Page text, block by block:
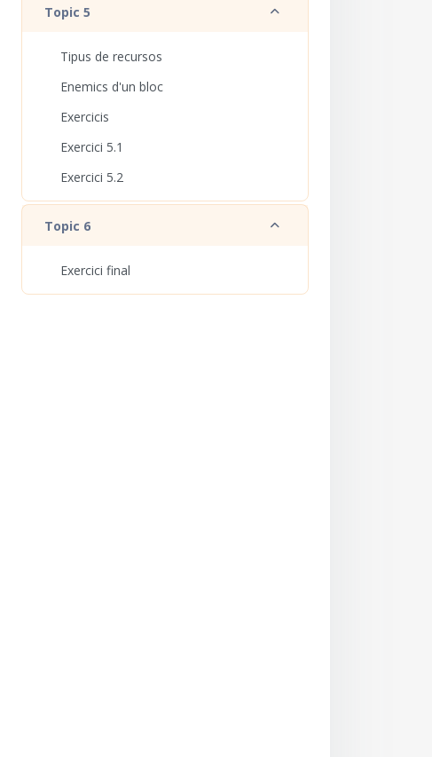
Topic 5 Redueix
Tipus de recursos
Enemics d'un bloc
Exercicis
Exercici 5.1
Exercici 5.2
Topic 6 Redueix
Exercici final